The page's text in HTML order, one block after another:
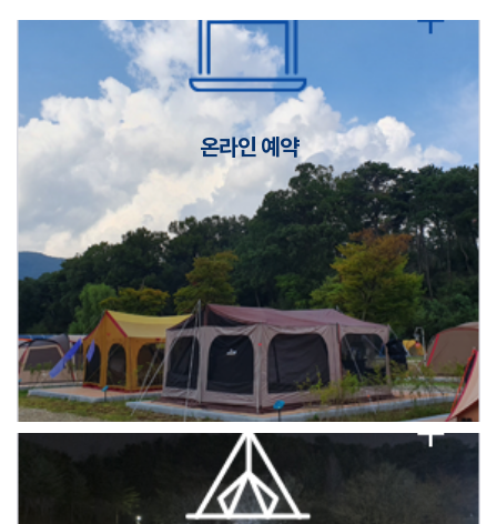
캠핑장(9월1일~6일) 미운영 공지
2026년 5월 캠핑장 안점 점검의 날 변경 안내
캠핑장(9월1일~6일) 미운영 공지
2026년 5월 캠핑장 안점 점검의 날 변경 안내
캠핑장(9월1일~6일) 미운영 공지
온라인 예약